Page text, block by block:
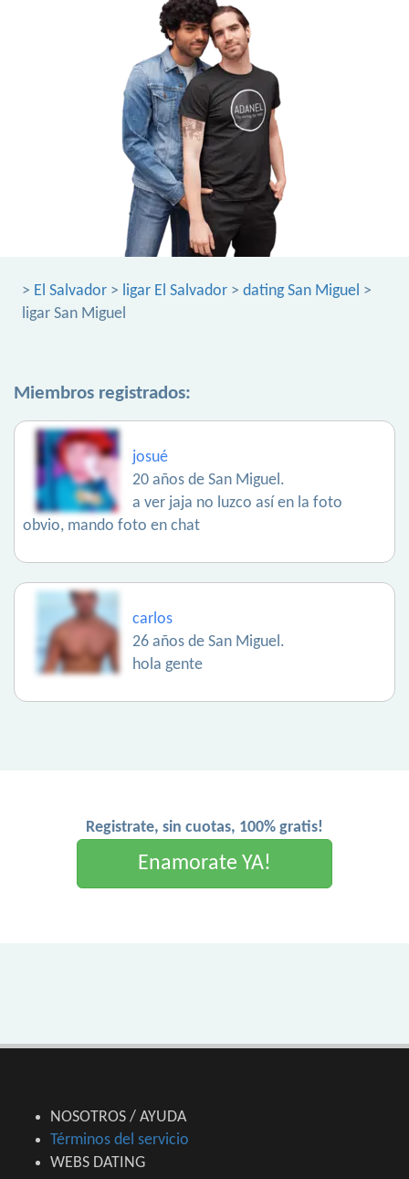
> El Salvador > ligar El Salvador > dating San Miguel >
ligar San Miguel
Miembros registrados:
josué
20 años de San Miguel.
a ver jaja no luzco así en la foto
obvio, mando foto en chat
carlos
26 años de San Miguel.
hola gente
Registrate, sin cuotas, 100% gratis!
Enamorate YA!
NOSOTROS / AYUDA
Términos del servicio
WEBS DATING